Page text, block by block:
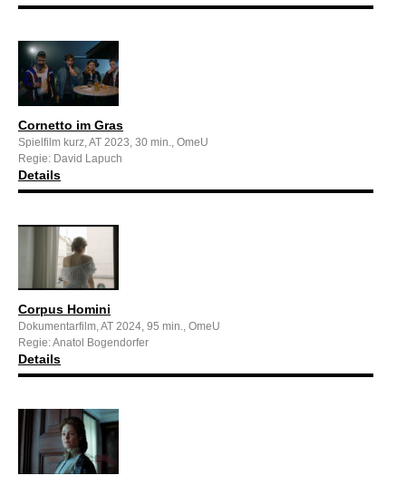
Cornetto im Gras
Spielfilm kurz, AT 2023, 30 min., OmeU
Regie: David Lapuch
Details
Corpus Homini
Dokumentarfilm, AT 2024, 95 min., OmeU
Regie: Anatol Bogendorfer
Details